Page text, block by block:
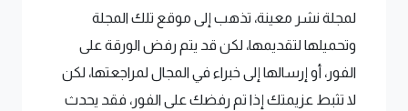
لمجلة نشر معينة، تذهب إلى موقع تلك المجلة
وتحميلها لتقديمها، لكن قد يتم رفض الورقة على
الفور، أو إرسالها إلى خبراء في المجال لمراجعتها، لكن
لا تثبط عزيمتك إذا تم رفضك على الفور، فقد يحدث